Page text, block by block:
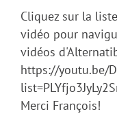
Cliquez sur la
vidéo pour
vidéos
https://youtu.be/
Merci François!